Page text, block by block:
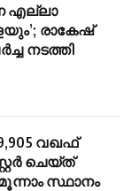
എല്ലാ
രാകേഷ്
നടത്തി
വഖഫ്
ചെയ്ത്
സ്ഥാനം